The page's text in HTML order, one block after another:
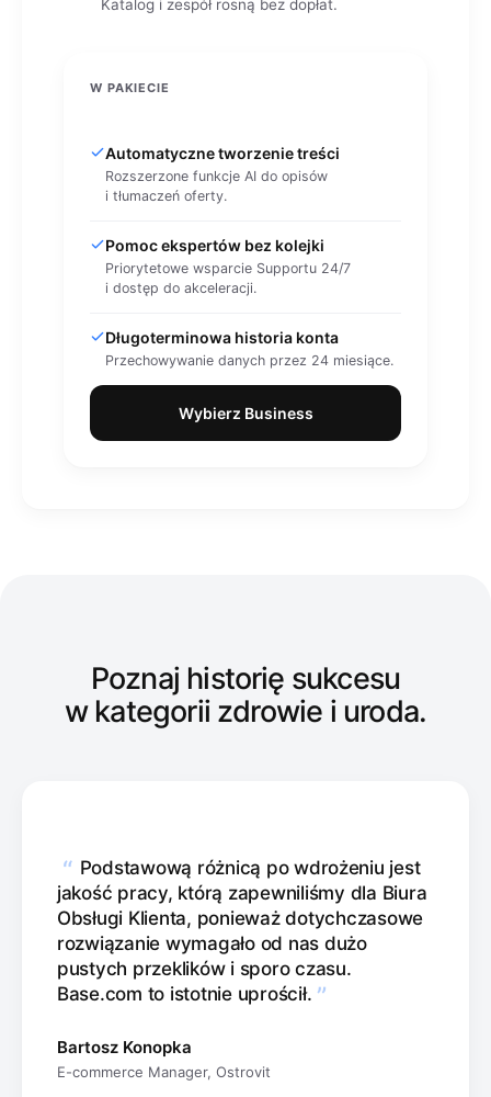
Katalog i zespół rosną bez dopłat.
W PAKIECIE
Automatyczne tworzenie treści
Rozszerzone funkcje AI do opisów
i tłumaczeń oferty.
Pomoc ekspertów bez kolejki
Priorytetowe wsparcie Supportu 24/7
i dostęp do akceleracji.
Długoterminowa historia konta
Przechowywanie danych przez 24 miesiące.
Wybierz Business
Poznaj historię sukcesu
w kategorii zdrowie i uroda.
“ Podstawową różnicą po wdrożeniu jest
jakość pracy, którą zapewniliśmy dla Biura
Obsługi Klienta, ponieważ dotychczasowe
rozwiązanie wymagało od nas dużo
pustych przeklików i sporo czasu.
Base.com to istotnie uprościł. ”
Bartosz Konopka
E-commerce Manager, Ostrovit